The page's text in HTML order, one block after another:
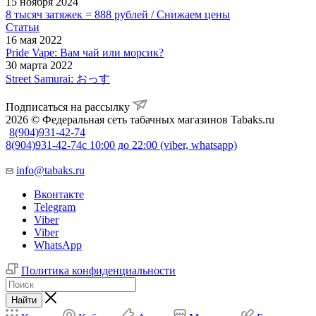
8 тысяч затяжек = 888 рублей / Снижаем цены
Статьи
16 мая 2022
Pride Vape: Вам чай или морсик?
30 марта 2022
Street Samurai: おっす
Подписаться на рассылку
2026 © Федеральная сеть табачных магазинов Tabaks.ru
8(904)931-42-74
8(904)931-42-74с 10:00 до 22:00 (viber, whatsapp)
info@tabaks.ru
Вконтакте
Telegram
Viber
Viber
WhatsApp
Политика конфиденциальности
Найти